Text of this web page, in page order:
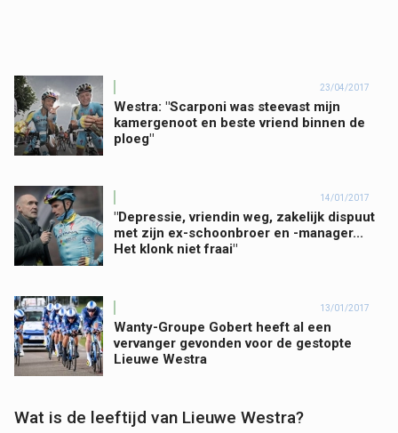
23/04/2017
Westra: "Scarponi was steevast mijn
kamergenoot en beste vriend binnen de
ploeg"
14/01/2017
"Depressie, vriendin weg, zakelijk dispuut
met zijn ex-schoonbroer en -manager...
Het klonk niet fraai"
13/01/2017
Wanty-Groupe Gobert heeft al een
vervanger gevonden voor de gestopte
Lieuwe Westra
Wat is de leeftijd van Lieuwe Westra?